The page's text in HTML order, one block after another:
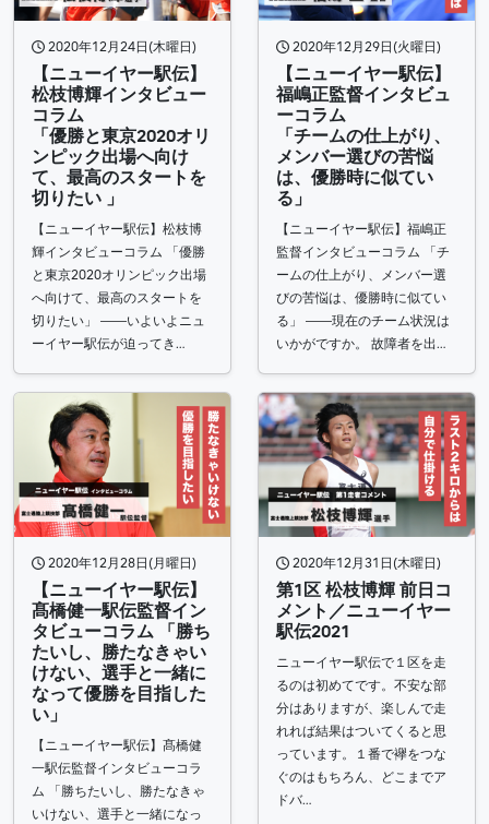
2020年12月24日(木曜日)
【ニューイヤー駅伝】
松枝博輝インタビュー
コラム
「優勝と東京2020オリ
ンピック出場へ向け
て、最高のスタートを
切りたい 」
【ニューイヤー駅伝】松枝博
輝インタビューコラム 「優勝
と東京2020オリンピック出場
へ向けて、最高のスタートを
切りたい」 ――いよいよニュ
ーイヤー駅伝が迫ってき…
2020年12月29日(火曜日)
【ニューイヤー駅伝】
福嶋正監督インタビュ
ーコラム
「チームの仕上がり、
メンバー選びの苦悩
は、優勝時に似てい
る」
【ニューイヤー駅伝】福嶋正
監督インタビューコラム 「チ
ームの仕上がり、メンバー選
びの苦悩は、優勝時に似てい
る」 ――現在のチーム状況は
いかがですか。 故障者を出…
2020年12月28日(月曜日)
【ニューイヤー駅伝】
髙橋健一駅伝監督イン
タビューコラム 「勝ち
たいし、勝たなきゃい
けない、選手と一緒に
なって優勝を目指した
い」
【ニューイヤー駅伝】髙橋健
一駅伝監督インタビューコラ
ム 「勝ちたいし、勝たなきゃ
いけない、選手と一緒になっ
2020年12月31日(木曜日)
第1区 松枝博輝 前日コ
メント／ニューイヤー
駅伝2021​
ニューイヤー駅伝で１区を走
るのは初めてです。不安な部
分はありますが、楽しんで走
れれば結果はついてくると思
っています。１番で襷をつな
ぐのはもちろん、どこまでア
ドバ…